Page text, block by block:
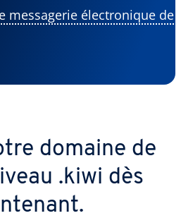
messagerie électronique de
domaine de
.kiwi dès